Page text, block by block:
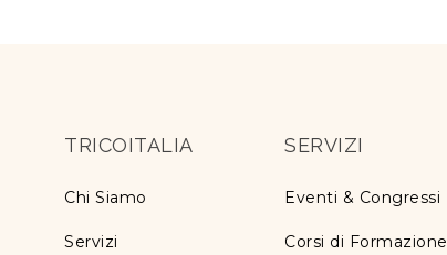
TRICOITALIA
Chi Siamo
Servizi
SERVIZI
Eventi & Congressi
Corsi di Formazione